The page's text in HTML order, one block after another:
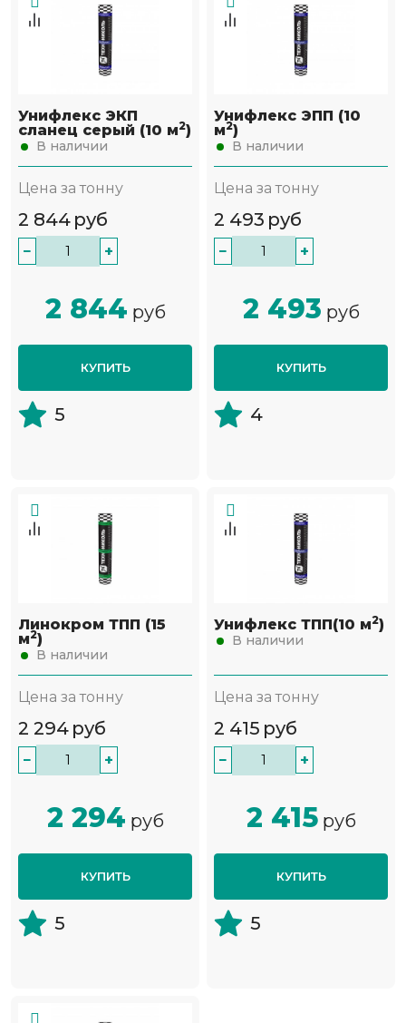
Унифлекс ЭКП
сланец серый (10 м2)
В наличии
Цена за тонну
2 844 руб
− +
2 844 руб
КУПИТЬ
5
Унифлекс ЭПП (10
м2)
В наличии
Цена за тонну
2 493 руб
− +
2 493 руб
КУПИТЬ
4
Линокром ТПП (15
м2)
В наличии
Цена за тонну
2 294 руб
− +
2 294 руб
КУПИТЬ
5
Унифлекс ТПП(10 м2)
В наличии
Цена за тонну
2 415 руб
− +
2 415руб
КУПИТЬ
5